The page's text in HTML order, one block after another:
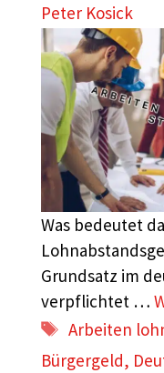
Peter Kosick
Was bedeutet
Grundsatz im
verpflichtet …
Arbeiten
Bürgergeld,